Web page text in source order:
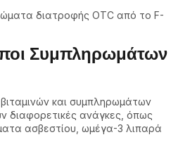
Συμπληρωμάτων
και συμπληρωμάτων
διαφορετικές ανάγκες, όπως
ασβεστίου, ωμέγα-3 λιπαρά